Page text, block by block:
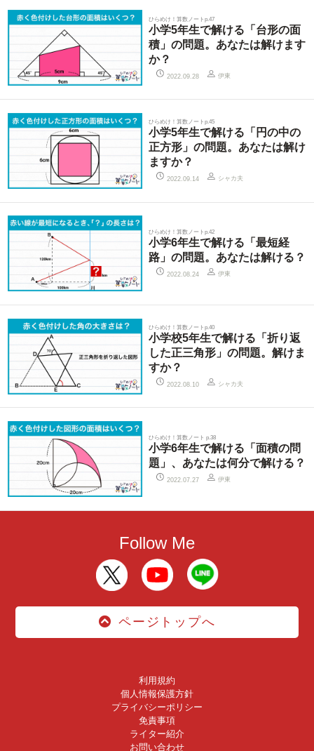
ひらめけ！算数ノートp.47
小学5年生で解ける「台形の面
積」の問題。あなたは解けます
か？
2022.09.28 伊東
ひらめけ！算数ノートp.45
小学5年生で解ける「円の中の
正方形」の問題。あなたは解け
ますか？
2022.09.14 シャカ夫
ひらめけ！算数ノートp.42
小学6年生で解ける「最短経
路」の問題。あなたは解ける？
2022.08.24 伊東
ひらめけ！算数ノートp.40
小学校5年生で解ける「折り返
した正三角形」の問題。解けま
すか？
2022.08.10 シャカ夫
ひらめけ！算数ノート p.38
小学6年生で解ける「面積の問
題」、あなたは何分で解ける？
2022.07.27 伊東
Follow Me
ページトップへ
利用規約
個人情報保護方針
プライバシーポリシー
免責事項
ライター紹介
お問い合わせ